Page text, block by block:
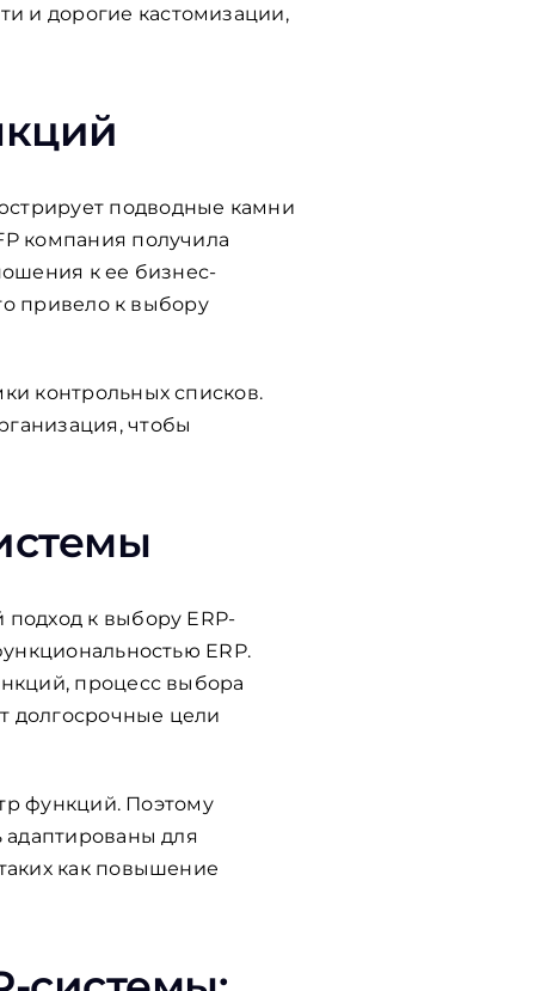
и дорогие кастомизации,
подводные камни
компания получила
к ее бизнес-
привело к выбору
контрольных списков.
чтобы
к выбору ERP-
ERP.
процесс выбора
долгосрочные цели
функций. Поэтому
адаптированы для
как повышение